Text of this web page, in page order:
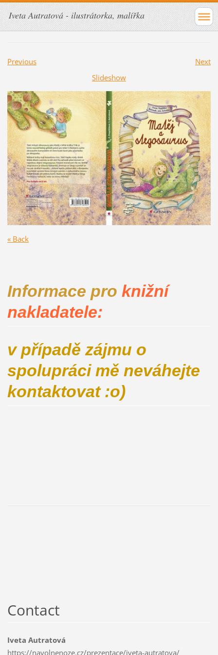
Iveta Autratová - ilustrátorka, malířka
Previous
Next
Slideshow
« Back
Informace pro knižní
nakladatele:
v případě zájmu o
spolupráci mě neváhejte
kontaktovat :o)
Contact
Iveta Autratová
https://navolnenoze.cz/prezentace/iveta-autratova/